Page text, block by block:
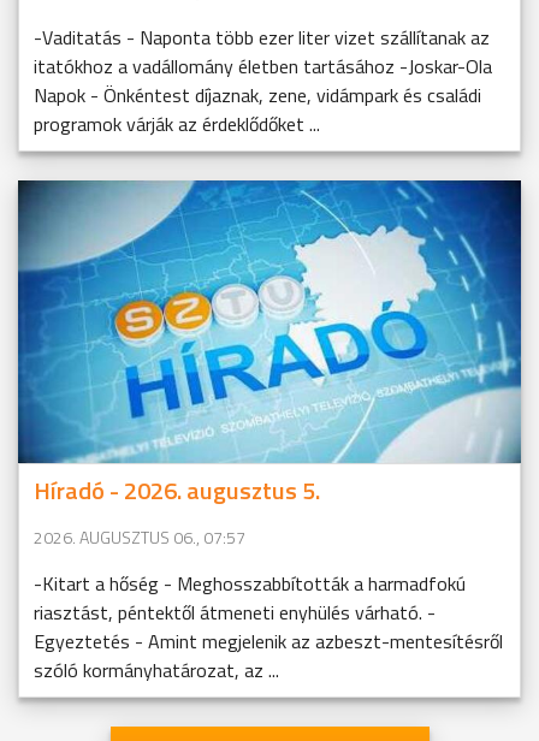
-Vaditatás - Naponta több ezer liter vizet szállítanak az
itatókhoz a vadállomány életben tartásához -Joskar-Ola
Napok - Önkéntest díjaznak, zene, vidámpark és családi
programok várják az érdeklődőket ...
Híradó - 2026. augusztus 5.
2026. AUGUSZTUS 06., 07:57
-Kitart a hőség - Meghosszabbították a harmadfokú
riasztást, péntektől átmeneti enyhülés várható. -
Egyeztetés - Amint megjelenik az azbeszt-mentesítésről
szóló kormányhatározat, az ...